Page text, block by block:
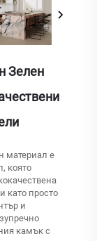
Зелен
материал е
която
като просто
и
камък с